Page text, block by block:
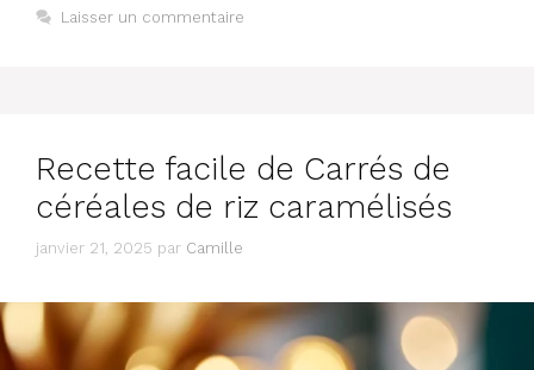
Laisser un commentaire
Recette facile de Carrés de
céréales de riz caramélisés
janvier 21, 2025 par Camille